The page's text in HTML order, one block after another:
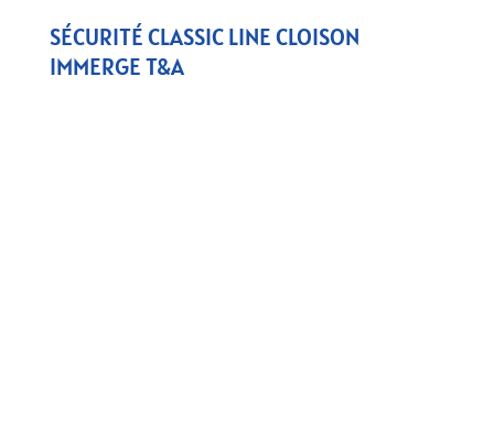
SÉCURITÉ CLASSIC LINE CLOISON
IMMERGE T&A